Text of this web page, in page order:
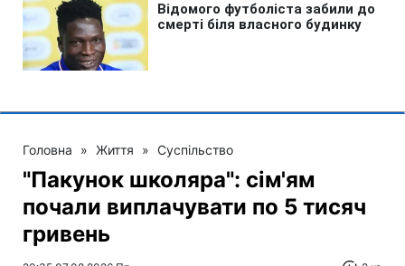
Головна » Життя » Суспільство
"Пакунок школяра": сім'ям
почали виплачувати по 5 тисяч
гривень